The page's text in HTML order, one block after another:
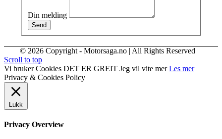
Din melding
Send
© 2026 Copyright - Motorsaga.no | All Rights Reserved
Scroll to top
Vi bruker Cookies DET ER GREIT Jeg vil vite mer Les mer
Privacy & Cookies Policy
Lukk
Privacy Overview